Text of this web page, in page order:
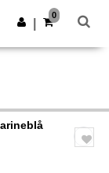
Last ned app
0